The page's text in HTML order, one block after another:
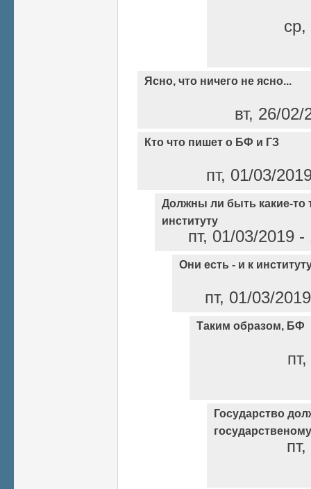
Ясно, что ничего не ясно...
вт, 26/
Кто что пишет о БФ и ГЗ
пт, 01/03/
Должны ли быть какие-то
институту
пт, 01/03/2019
Они есть - и к
пт, 01/03/
Таким образом, БФ
Государство
государственому